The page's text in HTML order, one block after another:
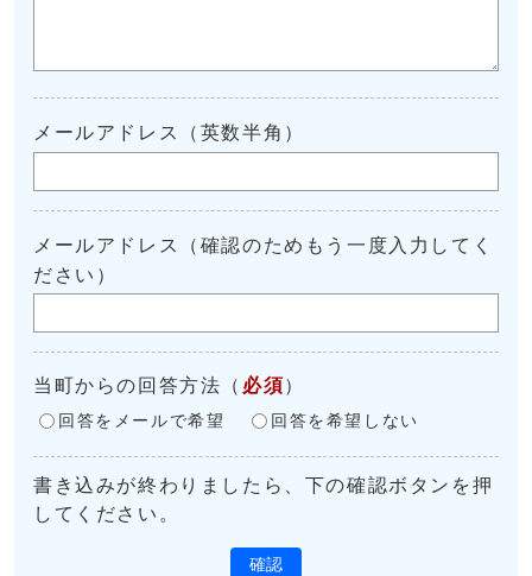
メールアドレス（英数半角）
メールアドレス（確認のためもう一度入力してく
ださい）
当町からの回答方法 （ 必須 ）
回答をメールで希望 回答を希望しない
書き込みが終わりましたら、下の確認ボタンを押
してください。
確認